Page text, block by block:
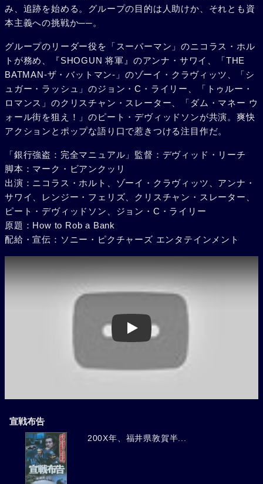
み、追跡を始める。グループの目的は人助けか、それとも資
本主義への挑戦か──。
グループのリーダー役を「スーパーマン」のニコラス・ホル
トが務め、『SHOGUN 将軍』のアンナ・サワイ、「THE
BATMAN-ザ・バットマン-」のゾーイ・クラヴィッツ、「シ
ュガー・ラッシュ」のジョン・C・ライリー、「トゥルー・
ロマンス」のクリスチャン・スレーター、「ダム・マネー ウ
ォール街を狙え！」のピート・デヴィッドソンが共演。爽快
アクションとポップな語り口で惹きつける注目作だ。
「銀行強盗：完全マニュアル」監督：デヴィッド・リーチ
脚本：マーク・ビアンクッリ
出演：ニコラス・ホルト、ゾーイ・クラヴィッツ、アンナ・
サワイ、レンジー・フェリズ、クリスチャン・スレーター、
ピート・デヴィッドソン、ジョン・C・ライリー
原題：How to Rob a Bank
配給・宣伝：ソニー・ピクチャーズ エンタテインメント
Play
宣戦布告
200X年、福井県敦賀半...